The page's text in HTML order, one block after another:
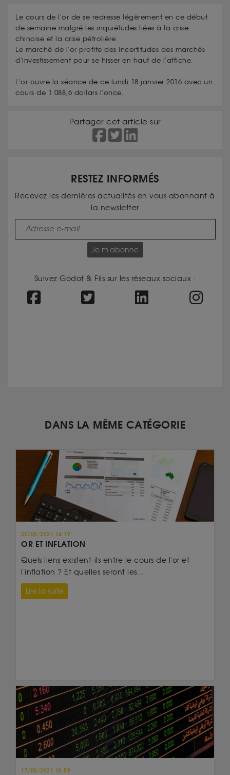
Le cours de l'or de se redresse légèrement en ce début
de semaine malgré les inquiétudes liées à la crise
chinoise et la crise pétrolière.
Le marché de l'or profite des incertitudes des marchés
d'investissement pour se hisser en haut de l'affiche.
L'or ouvre la séance de ce lundi 18 janvier 2016 avec un
cours de 1 088,6 dollars l'once.
Partager cet article sur
RESTEZ INFORMÉS
Recevez les dernières actualités en vous abonnant à
la newsletter
Je m'abonne
Suivez Godot & Fils sur les réseaux sociaux :
DANS LA MÊME CATÉGORIE
20/05/2021 14:19
OR ET INFLATION
Quels liens existent-ils entre le cours de l'or et
l'inflation ? Et quelles seront les...
Lire la suite
17/05/2021 10:59